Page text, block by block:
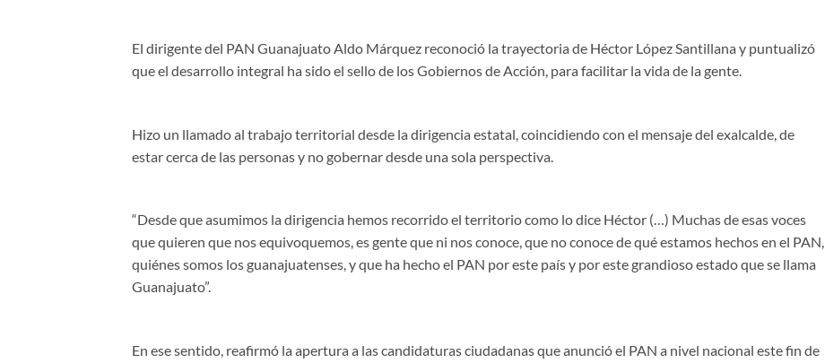
El dirigente del PAN Guanajuato Aldo Márquez reconoció la trayectoria de Héctor López Santillana y puntualizó
que el desarrollo integral ha sido el sello de los Gobiernos de Acción, para facilitar la vida de la gente.
Hizo un llamado al trabajo territorial desde la dirigencia estatal, coincidiendo con el mensaje del exalcalde, de
estar cerca de las personas y no gobernar desde una sola perspectiva.
“Desde que asumimos la dirigencia hemos recorrido el territorio como lo dice Héctor (…) Muchas de esas voces
que quieren que nos equivoquemos, es gente que ni nos conoce, que no conoce de qué estamos hechos en el PAN,
quiénes somos los guanajuatenses, y que ha hecho el PAN por este país y por este grandioso estado que se llama
Guanajuato”.
En ese sentido, reafirmó la apertura a las candidaturas ciudadanas que anunció el PAN a nivel nacional este fin de